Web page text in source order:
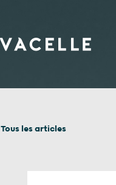
Tous les articles